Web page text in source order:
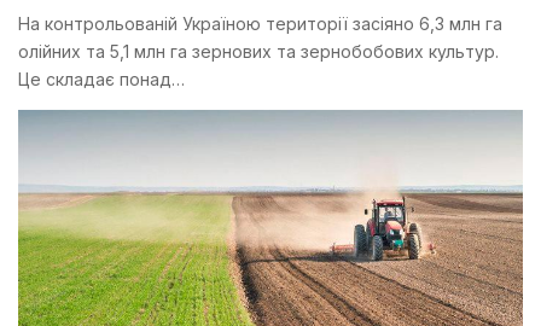
На контрольованій Україною території засіяно 6,3 млн га
олійних та 5,1 млн га зернових та зернобобових культур.
Це складає понад…